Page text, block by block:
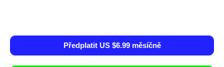
Předplatit US $6.99 měsíčně